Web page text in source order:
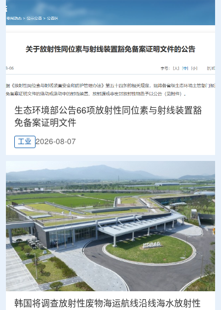
生态环境部公告66项放射性同位素与射线装置豁
免备案证明文件
工业 2026-08-07
韩国将调查放射性废物海运航线沿线海水放射性